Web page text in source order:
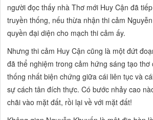
người đọc thấy nhà Thơ mới Huy Cận đã
truyền thống, nếu thừa nhận thi cảm
quyền đại diện cho mạch thi cảm ấy.
Nhưng thi cảm Huy Cận cũng là một đứt
đã thể nghiệm trong cảm hứng sáng tạo
thống nhất biện chứng giữa cái liên tục và
sựcách tân đích thực.Có bước nhảy cao
chãi vào mặt đất, rồi lại về với mặt đất!